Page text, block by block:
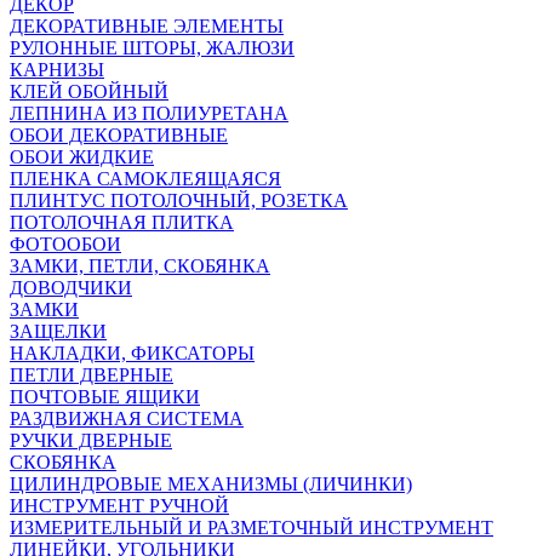
ДЕКОР
ДЕКОРАТИВНЫЕ ЭЛЕМЕНТЫ
РУЛОННЫЕ ШТОРЫ, ЖАЛЮЗИ
КАРНИЗЫ
КЛЕЙ ОБОЙНЫЙ
ЛЕПНИНА ИЗ ПОЛИУРЕТАНА
ОБОИ ДЕКОРАТИВНЫЕ
ОБОИ ЖИДКИЕ
ПЛЕНКА САМОКЛЕЯЩАЯСЯ
ПЛИНТУС ПОТОЛОЧНЫЙ, РОЗЕТКА
ПОТОЛОЧНАЯ ПЛИТКА
ФОТООБОИ
ЗАМКИ, ПЕТЛИ, СКОБЯНКА
ДОВОДЧИКИ
ЗАМКИ
ЗАЩЕЛКИ
НАКЛАДКИ, ФИКСАТОРЫ
ПЕТЛИ ДВЕРНЫЕ
ПОЧТОВЫЕ ЯЩИКИ
РАЗДВИЖНАЯ СИСТЕМА
РУЧКИ ДВЕРНЫЕ
СКОБЯНКА
ЦИЛИНДРОВЫЕ МЕХАНИЗМЫ (ЛИЧИНКИ)
ИНСТРУМЕНТ РУЧНОЙ
ИЗМЕРИТЕЛЬНЫЙ И РАЗМЕТОЧНЫЙ ИНСТРУМЕНТ
ЛИНЕЙКИ, УГОЛЬНИКИ